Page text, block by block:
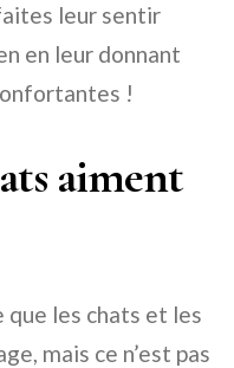
leur sentir
en leur donnant
!
aiment
que les chats et les
mais ce n’est pas